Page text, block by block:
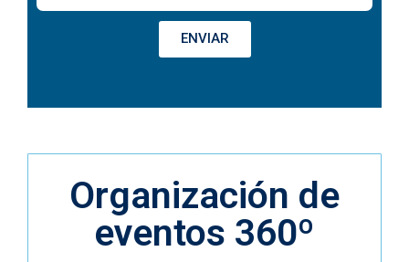
ENVIAR
Organización de
eventos 360º